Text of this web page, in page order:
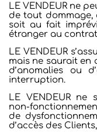
LE VENDEUR ne
de tout dommage,
soit au fait
étranger au
LE VENDEUR
mais ne saurait en
d’anomalies ou
interruption.
LE VENDEUR
non-
de
d’accès des